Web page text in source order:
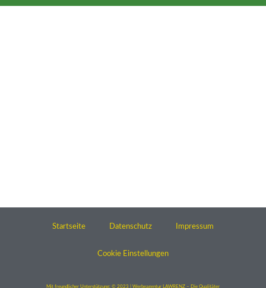
Startseite Datenschutz Impressum
Cookie Einstellungen
Mit freundlicher Unterstützung: © 2023 | Werbeagentur LAWRENZ – Die Qualitäter